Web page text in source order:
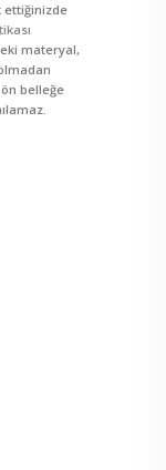
ettiğinizde
materyal,
belleğe